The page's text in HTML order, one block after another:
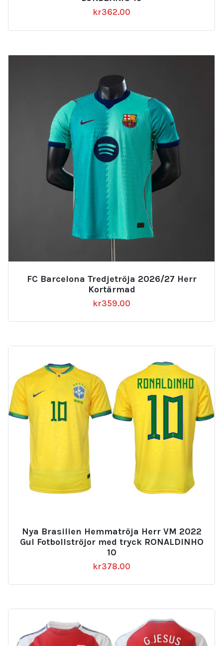
kr362.00
FC Barcelona Tredjetröja 2026/27 Herr
Kortärmad
kr359.00
Nya Brasilien Hemmatröja Herr VM 2022
Gul Fotbollströjor med tryck RONALDINHO
10
kr378.00